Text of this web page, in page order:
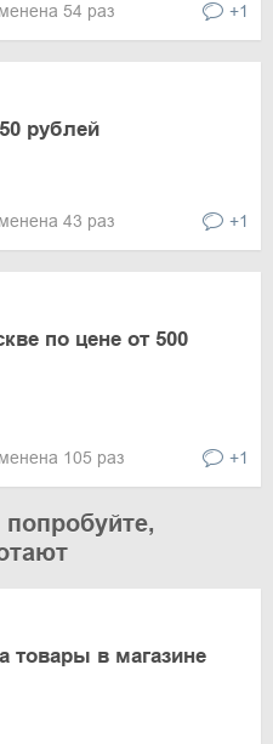
54 раз +1
рублей
43 раз +1
по цене от 500
105 раз +1
товары в магазине